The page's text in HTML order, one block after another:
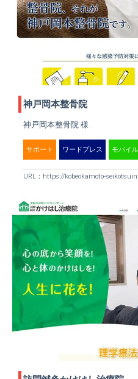
神戸岡本整骨院
神戸岡本整骨院 様
サポート ワードプレス モバイル
URL： https://kobeokamoto-